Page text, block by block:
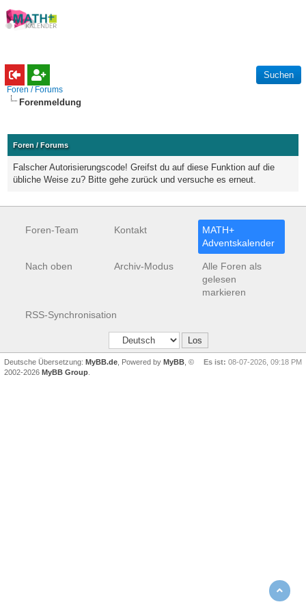
Foren / Forums
Forenmeldung
Foren / Forums
Falscher Autorisierungscode! Greifst du auf diese Funktion auf die
übliche Weise zu? Bitte gehe zurück und versuche es erneut.
Foren-Team Kontakt
MATH+
Adventskalender
Nach oben Archiv-Modus
Alle Foren als
gelesen
markieren
RSS-Synchronisation
Es ist: 08-07-2026, 09:18 PM
Deutsche Übersetzung: MyBB.de , Powered by MyBB , ©
2002-2026 MyBB Group